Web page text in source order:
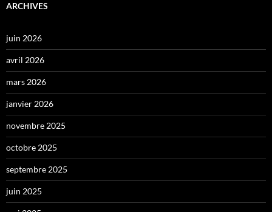
ARCHIVES
juin 2026
avril 2026
mars 2026
janvier 2026
novembre 2025
octobre 2025
septembre 2025
juin 2025